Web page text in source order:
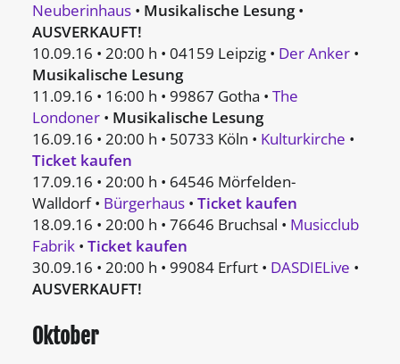
Neuberinhaus • Musikalische Lesung•
AUSVERKAUFT!
10.09.16 • 20:00 h • 04159 Leipzig • Der Anker •
Musikalische Lesung
11.09.16 • 16:00 h • 99867 Gotha • The
Londoner • Musikalische Lesung
16.09.16 • 20:00 h • 50733 Köln • Kulturkirche •
Ticket kaufen
17.09.16 • 20:00 h • 64546 Mörfelden-
Walldorf • Bürgerhaus • Ticket kaufen
18.09.16 • 20:00 h • 76646 Bruchsal • Musicclub
Fabrik • Ticket kaufen
30.09.16 • 20:00 h • 99084 Erfurt • DASDIELive •
AUSVERKAUFT!
Oktober